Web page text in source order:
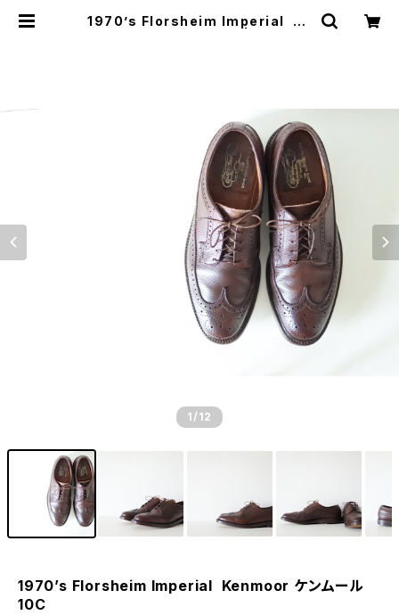
1970’s Florsheim Imperial Ke
1 /12
1970’s Florsheim Imperial Kenmoor ケンムール
10C